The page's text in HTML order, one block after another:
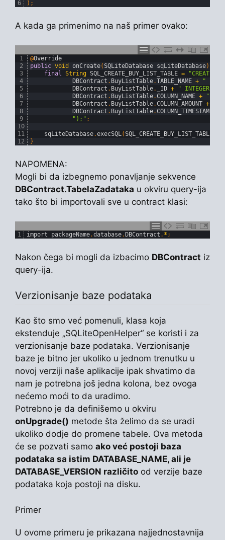
6
) ;
A kada ga primenimo na naš primer ovako:
1
2
3
4
5
6
7
8
9
10
11
12
@Override
public void onCreate(SQLiteDatabase sqLiteDatabase)
final
String SQL_CREATE_BUY_LIST_TABLE =
"CREATE
DBContract . BuyListTable.TABLE_NAME + " ("
DBContract . BuyListTable. _ID +
" INTEGER
DBContract . BuyListTable.COLUMN_NAME +
"
DBContract . BuyListTable.COLUMN_AMOUNT +
DBContract . BuyListTable.COLUMN_TIMESTAMP
");" ;
sqLiteDatabase.execSQL (SQL_CREATE_BUY_LIST_TABLE
}
NAPOMENA:
Mogli bi da izbegnemo ponavljanje sekvence
DBContract.TabelaZadataka u okviru query-ija
tako što bi importovali sve u contract klasi:
1 import packageName.database.DBContract . * ;
Nakon čega bi mogli da izbacimo DBContract iz
query-ija.
Verzionisanje baze podataka
Kao što smo već pomenuli, klasa koja
ekstenduje „SQLiteOpenHelper“ se koristi i za
verzionisanje baze podataka. Verzionisanje
baze je bitno jer ukoliko u jednom trenutku u
novoj verziji naše aplikacije ipak shvatimo da
nam je potrebna još jedna kolona, bez ovoga
nećemo moći to da uradimo.
Potrebno je da definišemo u okviru
onUpgrade() metode šta želimo da se uradi
ukoliko dodje do promene tabele. Ova metoda
će se pozvati samo ako već postoji baza
podataka sa istim DATABASE_NAME, ali je
DATABASE_VERSION različito od verzije baze
podataka koja postoji na disku.
Primer
U ovome primeru je prikazana najjednostavnija